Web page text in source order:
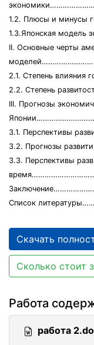
1.2. Плюсы и минусы
1.3.Японская модель
II. Основные черты
2.1. Степень влияния
2.2. Степень
III. Прогнозы
3.1. Перспективы
3.2. Прогнозы
3.3. Перспективы
Список
Скачать
Сколько стоит
Работа
работа